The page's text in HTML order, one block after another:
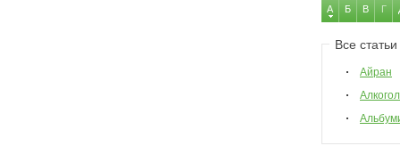
А Б В Г
Все
Айран